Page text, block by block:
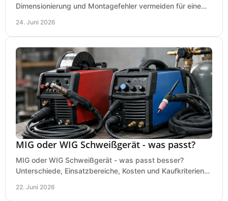
Dimensionierung und Montagefehler vermeiden für eine
24. Juni 2026
MIG oder WIG Schweißgerät - was passt?
MIG oder WIG Schweißgerät - was passt besser?
Unterschiede, Einsatzbereiche, Kosten und Kaufkriterien
22. Juni 2026